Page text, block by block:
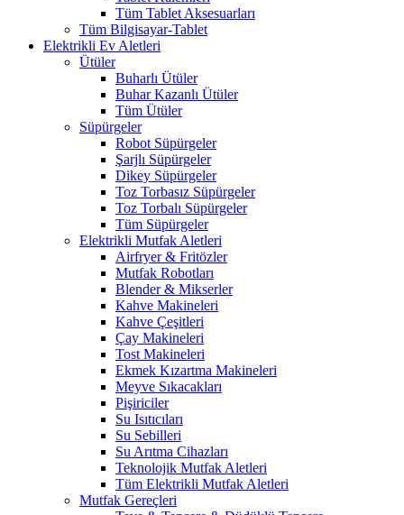
Tüm Tablet Aksesuarları
Tüm Bilgisayar-Tablet
Elektrikli Ev Aletleri
Ütüler
Buharlı Ütüler
Buhar Kazanlı Ütüler
Tüm Ütüler
Süpürgeler
Robot Süpürgeler
Şarjlı Süpürgeler
Dikey Süpürgeler
Toz Torbasız Süpürgeler
Toz Torbalı Süpürgeler
Tüm Süpürgeler
Elektrikli Mutfak Aletleri
Airfryer & Fritözler
Mutfak Robotları
Blender & Mikserler
Kahve Makineleri
Kahve Çeşitleri
Çay Makineleri
Tost Makineleri
Ekmek Kızartma Makineleri
Meyve Sıkacakları
Pişiriciler
Su Isıtıcıları
Su Sebilleri
Su Arıtma Cihazları
Teknolojik Mutfak Aletleri
Tüm Elektrikli Mutfak Aletleri
Mutfak Gereçleri